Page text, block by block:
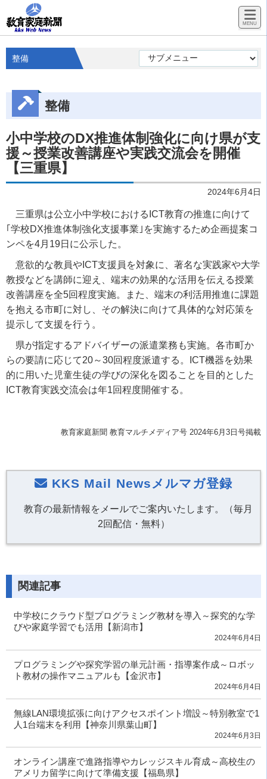
整備
整備
小中学校のDX推進体制強化に向け県が支
援～授業改善講座や実践交流会を開催
【三重県】
2024年6月4日
三重県は公立小中学校におけるICT教育の推進に向けて
｢学校DX推進体制強化支援事業｣を実施するため企画提案コ
ンペを4月19日に公示した。
意欲的な教員やICT支援員を対象に、著名な実践家や大学
教授などを講師に迎え、端末の効果的な活用を伝える授業
改善講座を全5回程度実施。また、端末の利活用推進に課題
を抱える市町に対し、その解決に向けて具体的な対応策を
提示して支援を行う。
県が指定するアドバイザーの派遣業務も実施。各市町か
らの要請に応じて20～30回程度派遣する。ICT機器を効果
的に用いた児童生徒の学びの深化を図ることを目的とした
ICT教育実践交流会は年1回程度開催する。
教育家庭新聞 教育マルチメディア号 2024年6月3日号掲載
KKS Mail Newsメルマガ登録
教育の最新情報をメールでご案内いたします。（毎月
2回配信・無料）
関連記事
中学校にクラウド型プログラミング教材を導入～探究的な学
びや家庭学習でも活用【新潟市】
2024年6月4日
プログラミングや探究学習の単元計画・指導案作成～ロボッ
ト教材の操作マニュアルも【金沢市】
2024年6月4日
無線LAN環境拡張に向けアクセスポイント増設～特別教室で1
人1台端末を利用【神奈川県葉山町】
2024年6月3日
オンライン講座で進路指導やカレッジスキル育成～高校生の
アメリカ留学に向けて準備支援【福島県】